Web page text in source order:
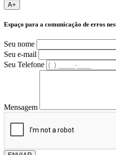
A+
Espaço para a comunicação de erros
Seu nome
Seu e-mail
Seu Telefone
Mensagem